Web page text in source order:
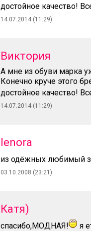
достойное качество!
14.07.2014 (11:29)
Виктория
А мне из обуви марка
Конечно круче этого
достойное качество!
14.07.2014 (11:29)
lenora
из одёжных любимый
03.10.2008 (23:21)
Катя)
спасибо,МОДНАЯ!
я